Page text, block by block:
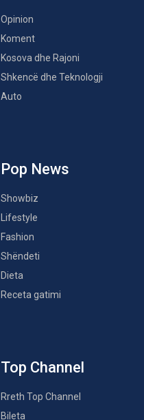
Opinion
Koment
Kosova dhe Rajoni
Shkencë dhe Teknologji
Auto
Pop News
Showbiz
Lifestyle
Fashion
Shëndeti
Dieta
Receta gatimi
Top Channel
Rreth Top Channel
Bileta